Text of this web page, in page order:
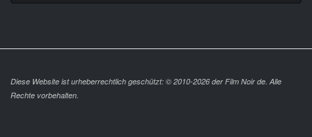
Diese Website ist urheberrechtlich geschützt: © 2010-2026 der Film Noir de. Alle
Rechte vorbehalten.